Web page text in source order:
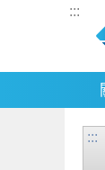
:::
:::